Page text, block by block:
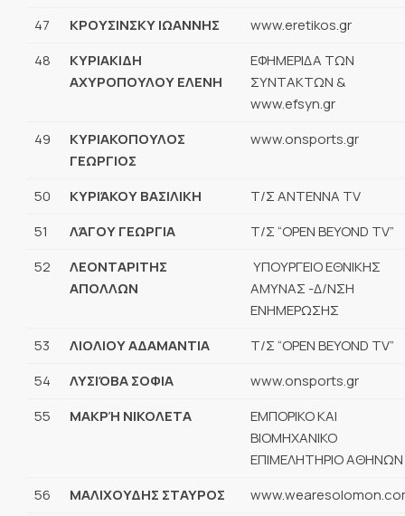
47
ΚΡΟΥΣΙΝΣΚΥ ΙΩΑΝΝΗΣ
www.eretikos.gr
48
ΚΥΡΙΑΚΙΔΗ
ΑΧΥΡΟΠΟΥΛΟΥ ΕΛΕΝΗ
ΕΦΗΜΕΡΙΔΑ ΤΩΝ
ΣΥΝΤΑΚΤΩΝ &
www.efsyn.gr
49
ΚΥΡΙΑΚΟΠΟΥΛΟΣ
ΓΕΩΡΓΙΟΣ
www.onsports.gr
50 ΚΥΡΙΆΚΟΥ ΒΑΣΙΛΙΚΗ
Τ/Σ ΑΝΤΕΝΝΑ TV
51
ΛΆΓΟΥ ΓΕΩΡΓΙΑ
Τ/Σ “OPEN BEYOND TV”
52
ΛΕΟΝΤΑΡΙΤΗΣ
ΑΠΟΛΛΩΝ
ΥΠΟΥΡΓΕΙΟ ΕΘΝΙΚΗΣ
ΑΜΥΝΑΣ -Δ/ΝΣΗ
ΕΝΗΜΕΡΩΣΗΣ
53
ΛΙΟΛΙΟΥ ΑΔΑΜΑΝΤΙΑ
Τ/Σ “OPEN BEYOND TV”
54
ΛΥΣΙΌΒΑ ΣΟΦΙΑ
www.onsports.gr
55
ΜΑΚΡΉ ΝΙΚΟΛΕΤΑ
ΕΜΠΟΡΙΚΟ ΚΑΙ
ΒΙΟΜΗΧΑΝΙΚΟ
ΕΠΙΜΕΛΗΤΗΡΙΟ ΑΘΗΝΩΝ
56
ΜΑΛΙΧΟΥΔΗΣ ΣΤΑΥΡΟΣ